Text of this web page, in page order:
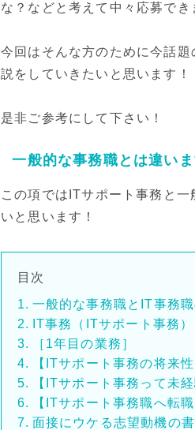
な？などと考えて中々応募でき
今回はそんな方のために今話
説をしていきたいと思います！
是非ご参考にして下さい！
一般的な事務職とは違い
この項ではITサポート事務と
いと思います！
目次
一般的な事務職とIT事務
IT事務（ITサポート事務
［1年目の業務］
【ITサポート事務の将来性
【ITサポート事務って未
【ITサポート事務職へ転
面接にウケる志望動機の